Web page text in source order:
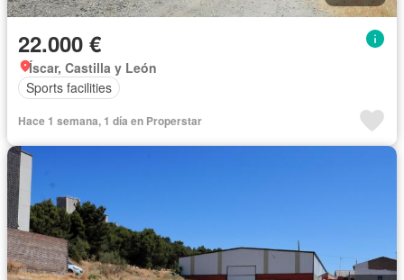
22.000 €
Íscar, Castilla y León
Sports facilities
Hace 1 semana, 1 día en Properstar